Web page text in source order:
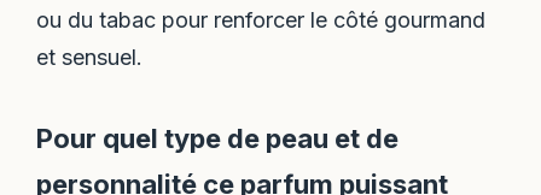
ou du tabac pour renforcer le côté gourmand
et sensuel.
Pour quel type de peau et de
personnalité ce parfum puissant